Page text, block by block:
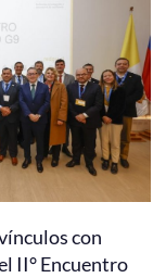
con
II° Encuentro